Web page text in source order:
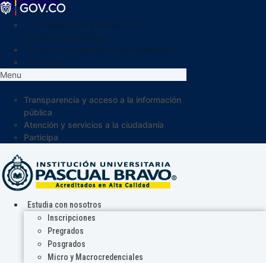
Menu
Transparencia y acceso a la información
pública
Atención y servicios a la ciudadanía
Participa
Estudia con nosotros
Inscripciones
Pregrados
Posgrados
Micro y Macrocredenciales